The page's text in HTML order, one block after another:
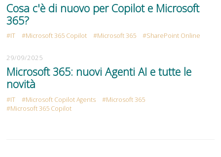
Cosa c'è di nuovo per Copilot e Microsoft
365?
IT Microsoft 365 Copilot Microsoft 365 SharePoint Online
29/09/2025
Microsoft 365: nuovi Agenti AI e tutte le
novità
IT Microsoft Copilot Agents
Microsoft 365
Microsoft 365 Copilot